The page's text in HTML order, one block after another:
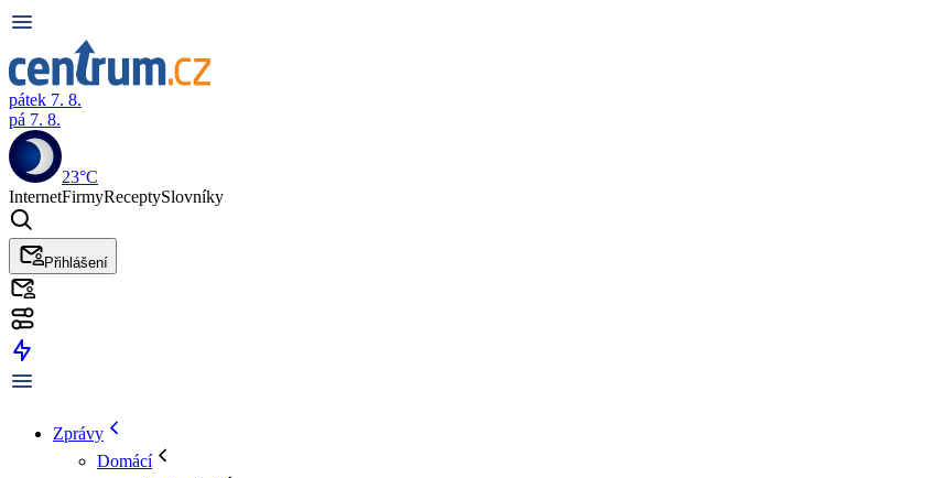
pátek 7. 8.
pá 7. 8.
23°C
InternetFirmyReceptySlovníky
Přihlášení
Zprávy
Domácí